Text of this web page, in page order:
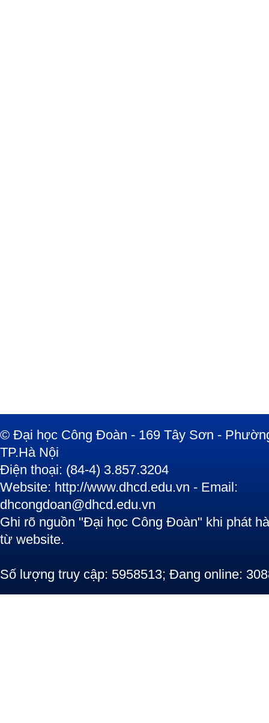
© Đại học Công Đoàn - 169 Tây Sơn -
TP.Hà Nội
Điện thoại: (84-4) 3.857.3204
Website: http://www.dhcd.edu.vn - Email:
dhcongdoan@dhcd.edu.vn
Ghi rõ nguồn "Đại học Công Đoàn" khi phát
từ website.
Số lượng truy cập: 5958513; Đang online: